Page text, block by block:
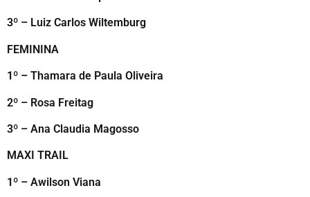
3º – Luiz Carlos Wiltemburg
FEMININA
1º – Thamara de Paula Oliveira
2º – Rosa Freitag
3º – Ana Claudia Magosso
MAXI TRAIL
1º – Awilson Viana